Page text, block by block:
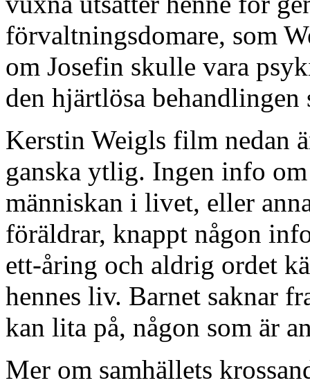
förvaltningsdomare, som
om Josefin skulle vara
den hjärtlösa
Kerstin Weigls film nedan
ganska ytlig. Ingen info
människan i livet, eller
föräldrar, knappt någon
ett-åring och aldrig ordet
hennes liv. Barnet saknar
kan lita på, någon som är
Mer om samhällets